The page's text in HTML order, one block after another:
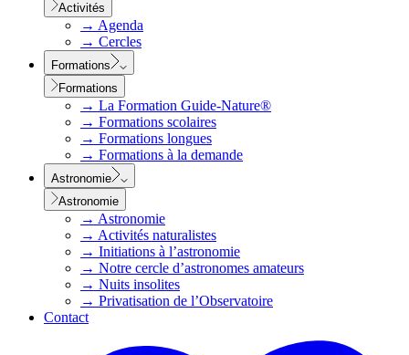
Activités
→ Agenda
→ Cercles
Formations
Formations
→ La Formation Guide-Nature®
→ Formations scolaires
→ Formations longues
→ Formations à la demande
Astronomie
Astronomie
→ Astronomie
→ Activités naturalistes
→ Initiations à l’astronomie
→ Notre cercle d’astronomes amateurs
→ Nuits insolites
→ Privatisation de l’Observatoire
Contact